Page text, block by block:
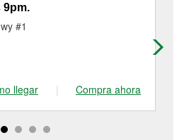
9pm.
#1
llegar | Compra ahora